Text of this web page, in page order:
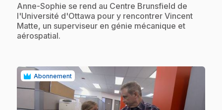
.Anne-Sophie se rend au Centre Brunsfield de
l'Université d'Ottawa pour y rencontrer Vincent
Matte, un superviseur en génie mécanique et
aérospatial.
Abonnement